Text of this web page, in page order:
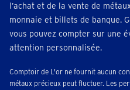
l’achat et de la vente de
monnaie et billets de banque.
vous pouvez compter sur une
attention personnalisée.
Comptoir de L'or ne fournit aucun
métaux précieux peut fluctuer. Les